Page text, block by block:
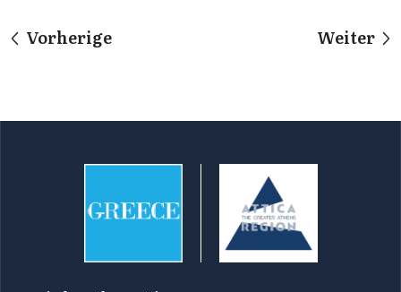
Vorherige Weiter